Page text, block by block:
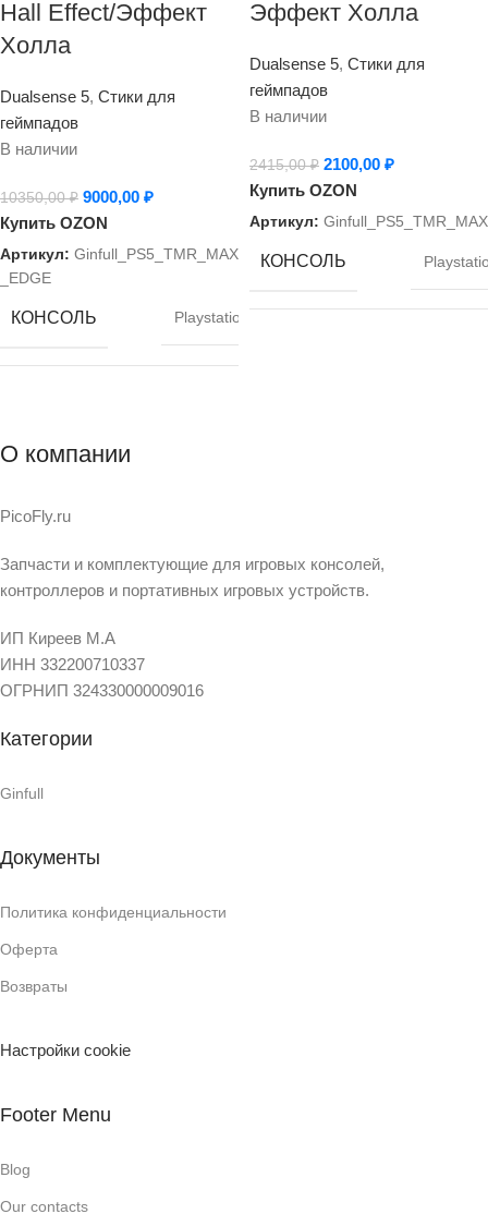
Hall Effect/Эффект
Холла
Dualsense 5, Стики для
геймпадов
В наличии
10350,00₽ 9000,00 ₽
Купить OZON
Артикул: Ginfull_PS5_TMR_MAX
_EDGE
КОНСОЛЬ Playstation
УСТРОЙСТВО
ТЕХНОЛОГИЯ
TMR
Эффект Холла
Dualsense 5, Стики для
геймпадов
В наличии
2415,00₽ 2100,00 ₽
Купить OZON
Артикул: Ginfull_PS5_TMR_MAX
КОНСОЛЬ
ТЕХНОЛОГИЯ
О компании
PicoFly.ru
Запчасти и комплектующие для игровых консолей,
контроллеров и портативных игровых устройств.
ИП Киреев М.А
ИНН 332200710337
ОГРНИП 324330000009016
Категории
Ginfull
Документы
Политика конфиденциальности
Оферта
Возвраты
Настройки cookie
Footer Menu
Blog
Our contacts